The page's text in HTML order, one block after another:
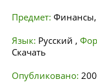
Предмет: Финансы,
Язык: Русский ,
Скачать
Опубликовано: